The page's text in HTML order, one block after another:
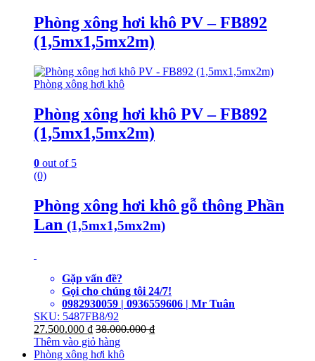
Phòng xông hơi khô PV – FB892
(1,5mx1,5mx2m)
Phòng xông hơi khô
Phòng xông hơi khô PV – FB892
(1,5mx1,5mx2m)
0 out of 5
(0)
Phòng xông hơi khô gỗ thông Phần
Lan (1,5mx1,5mx2m)
Gặp vấn đề?
Gọi cho chúng tôi 24/7!
0982930059 | 0936559606 | Mr Tuân
SKU: 5487FB8/92
27.500.000 ₫ 38.000.000₫
Thêm vào giỏ hàng
Phòng xông hơi khô